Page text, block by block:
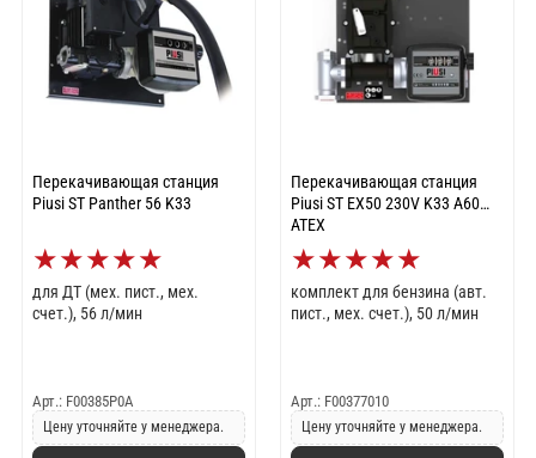
Перекачивающая станция
Piusi ST Panther 56 K33
★★★★★
для ДТ (мех. пист., мех.
счет.), 56 л/мин
Арт.: F00385P0A
Цену уточняйте у менеджера.
Перекачивающая станция
Piusi ST EX50 230V K33 A60
ATEX
★★★★★
комплект для бензина (авт.
пист., мех. счет.), 50 л/мин
Арт.: F00377010
Цену уточняйте у менеджера.